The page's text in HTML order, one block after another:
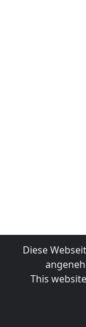
Diese
This